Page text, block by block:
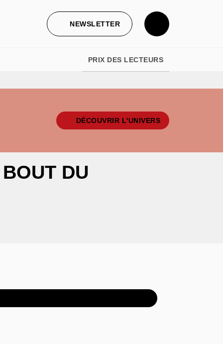
NEWSLETTER
PRIX DES LECTEURS
DÉCOUVRIR L'UNIVERS
DU